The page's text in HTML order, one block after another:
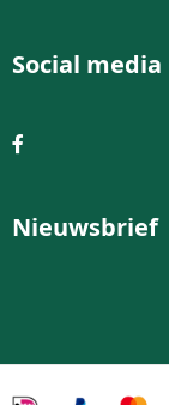
Social media
Nieuwsbrief